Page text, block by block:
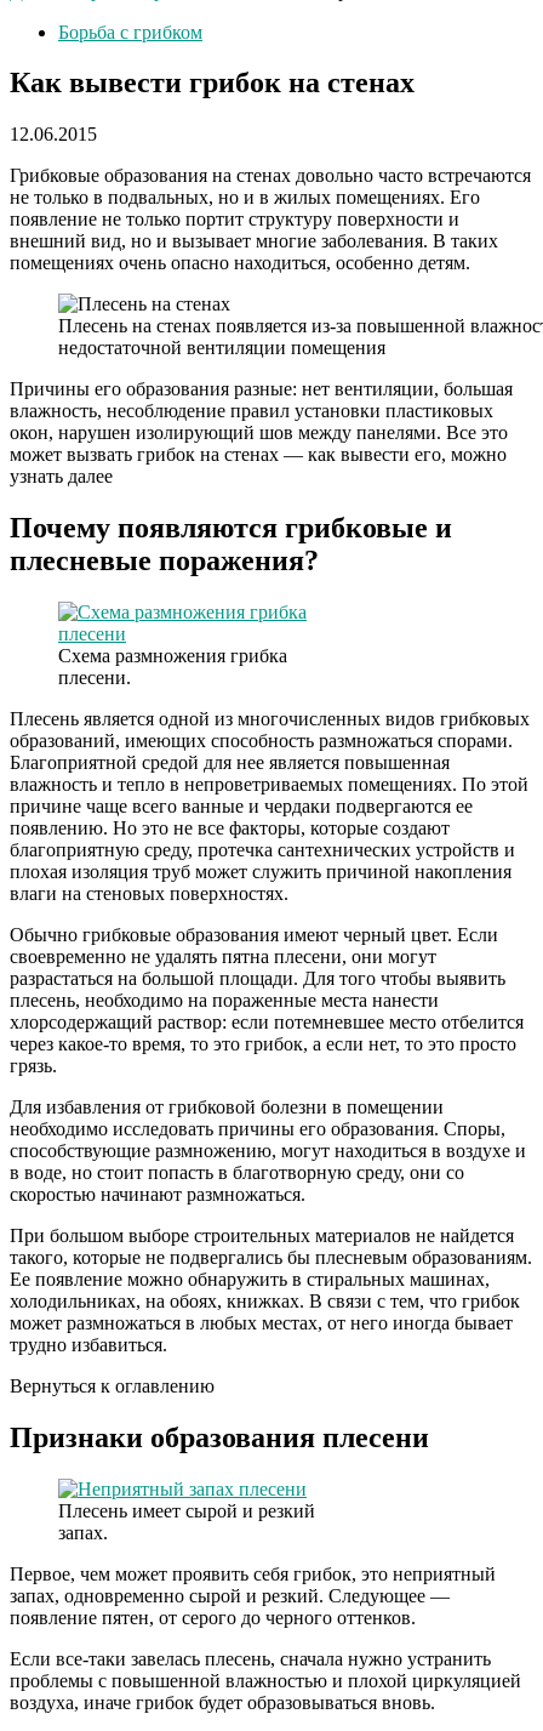
Борьба с грибком
Как вывести грибок на стенах
12.06.2015
Грибковые образования на стенах довольно часто встречаются
не только в подвальных, но и в жилых помещениях. Его
появление не только портит структуру поверхности и
внешний вид, но и вызывает многие заболевания. В таких
помещениях очень опасно находиться, особенно детям.
Плесень на стенах появляется из-за повышенной
недостаточной вентиляции помещения
Причины его образования разные: нет вентиляции, большая
влажность, несоблюдение правил установки пластиковых
окон, нарушен изолирующий шов между панелями. Все это
может вызвать грибок на стенах — как вывести его, можно
узнать далее
Почему появляются грибковые и
плесневые поражения?
Схема размножения грибка
плесени.
Плесень является одной из многочисленных видов грибковых
образований, имеющих способность размножаться спорами.
Благоприятной средой для нее является повышенная
влажность и тепло в непроветриваемых помещениях. По этой
причине чаще всего ванные и чердаки подвергаются ее
появлению. Но это не все факторы, которые создают
благоприятную среду, протечка сантехнических устройств и
плохая изоляция труб может служить причиной накопления
влаги на стеновых поверхностях.
Обычно грибковые образования имеют черный цвет. Если
своевременно не удалять пятна плесени, они могут
разрастаться на большой площади. Для того чтобы выявить
плесень, необходимо на пораженные места нанести
хлорсодержащий раствор: если потемневшее место отбелится
через какое-то время, то это грибок, а если нет, то это просто
грязь.
Для избавления от грибковой болезни в помещении
необходимо исследовать причины его образования. Споры,
способствующие размножению, могут находиться в воздухе и
в воде, но стоит попасть в благотворную среду, они со
скоростью начинают размножаться.
При большом выборе строительных материалов не найдется
такого, которые не подвергались бы плесневым образованиям.
Ее появление можно обнаружить в стиральных машинах,
холодильниках, на обоях, книжках. В связи с тем, что грибок
может размножаться в любых местах, от него иногда бывает
трудно избавиться.
Вернуться к оглавлению
Признаки образования плесени
Плесень имеет сырой и резкий
запах.
Первое, чем может проявить себя грибок, это неприятный
запах, одновременно сырой и резкий. Следующее —
появление пятен, от серого до черного оттенков.
Если все-таки завелась плесень, сначала нужно устранить
проблемы с повышенной влажностью и плохой циркуляцией
воздуха, иначе грибок будет образовываться вновь.